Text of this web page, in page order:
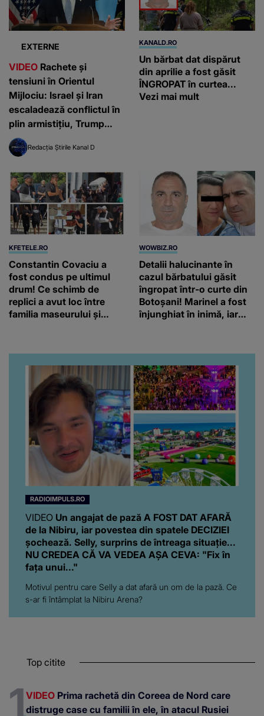
EXTERNE
VIDEO Rachete și
tensiuni în Orientul
Mijlociu: Israel și Iran
escaladează conflictul în
plin armistițiu, Trump
critică premierul israelian
Redacția Știrile Kanal D
KANALD.RO
Un bărbat dat dispărut
din aprilie a fost găsit
ÎNGROPAT în curtea...
Vezi mai mult
KFETELE.RO
Constantin Covaciu a
fost condus pe ultimul
drum! Ce schimb de
replici a avut loc între
familia maseurului și
obrazul.”
WOWBIZ.RO
Detalii halucinante în
cazul bărbatului găsit
îngropat într-o curte din
Botoșani! Marinel a fost
înjunghiat în inimă, iar
RADIOIMPULS.RO
VIDEO Un angajat de pază A FOST DAT AFARĂ
de la Nibiru, iar povestea din spatele DECIZIEI
șochează. Selly, surprins de întreaga situație...
NU CREDEA CĂ VA VEDEA AȘA CEVA: "Fix în
fața unui..."
Motivul pentru care Selly a dat afară un om de la pază. Ce
s-ar fi întâmplat la Nibiru Arena?
Top citite
VIDEO Prima rachetă din Coreea de Nord care
distruge case cu familii în ele, în atacul Rusiei